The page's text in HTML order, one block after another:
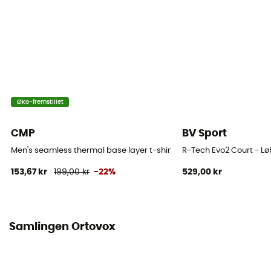
Ja
Breathable
Øko-fremstillet
CMP
Men's seamless thermal base layer t-shirt - Undertøj - Herrer
153,67 kr 199,00 kr -22%
BV Sport
R-Tech Evo2 Court -
529,00 kr
Samlingen Ortovox